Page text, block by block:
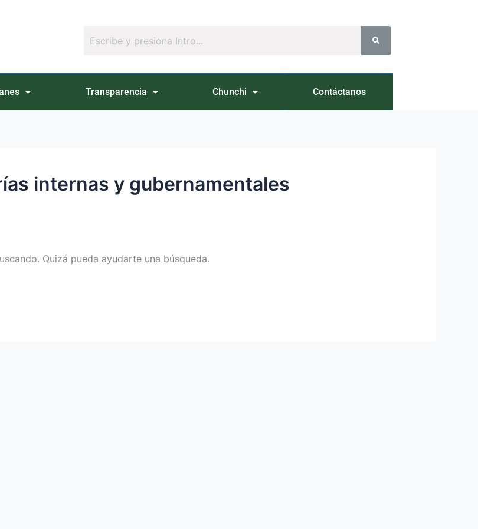
Transparencia Chunchi Contáctanos
internas y gubernamentales
Quizá pueda ayudarte una búsqueda.